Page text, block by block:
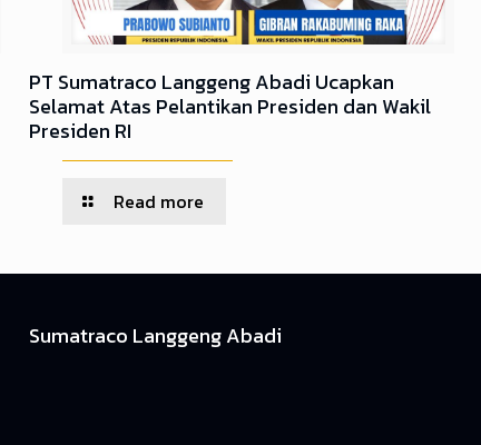
PT Sumatraco Langgeng Abadi Ucapkan
Selamat Atas Pelantikan Presiden dan Wakil
Presiden RI
Read more
Sumatraco Langgeng Abadi